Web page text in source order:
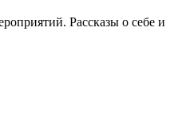
Рассказы о себе и